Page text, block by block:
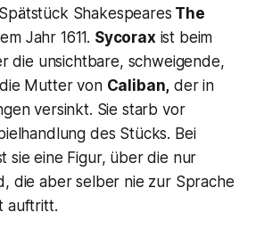
Shakespeares The
Jahr 1611. Sycorax ist beim
die unsichtbare, schweigende,
Mutter von Caliban, der in
versinkt. Sie starb vor
des Stücks. Bei
sie eine Figur, über die nur
die aber selber nie zur Sprache
auftritt.